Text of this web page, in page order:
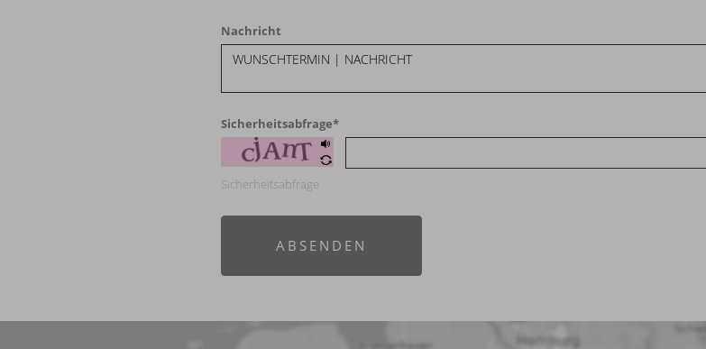
Nachricht
Sicherheitsabfrage*
Sicherheitsabfrage
ABSENDEN